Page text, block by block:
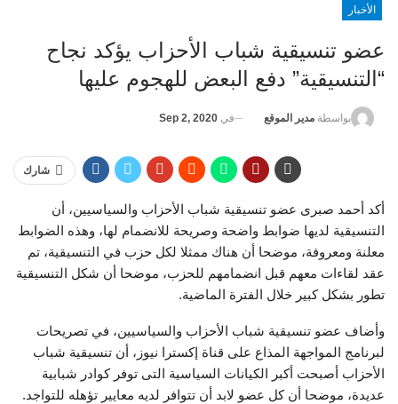
الأخبار
عضو تنسيقية شباب الأحزاب يؤكد نجاح
“التنسيقية” دفع البعض للهجوم عليها
بواسطة مدير الموقع في Sep 2, 2020
شارك
أكد أحمد صبرى عضو تنسيقية شباب الأحزاب والسياسيين، أن
التنسيقية لديها ضوابط واضحة وصريحة للانضمام لها، وهذه الضوابط
معلنة ومعروفة، موضحا أن هناك ممثلا لكل حزب في التنسيقية، تم
عقد لقاءات معهم قبل انضمامهم للحزب، موضحا أن شكل التنسيقية
تطور بشكل كبير خلال الفترة الماضية.
وأضاف عضو تنسيقية شباب الأحزاب والسياسيين، في تصريحات
لبرنامج المواجهة المذاع على قناة إكسترا نيوز، أن تنسيقية شباب
الأحزاب أصبحت أكبر الكيانات السياسية التى توفر كوادر شبابية
عديدة، موضحا أن كل عضو لابد أن تتوافر لديه معايير تؤهله للتواجد.